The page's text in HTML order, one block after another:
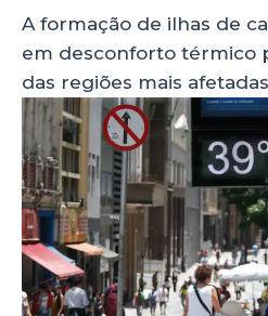
A formação de ilhas de
em desconforto térmico
das regiões mais afetadas